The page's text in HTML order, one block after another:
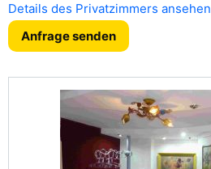
Details des Privatzimmers ansehen
Anfrage senden